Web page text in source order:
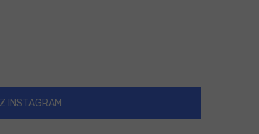
INSTAGRAM